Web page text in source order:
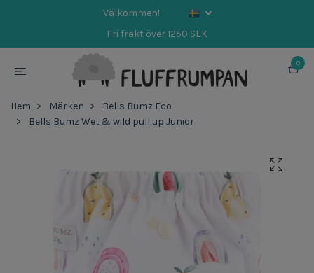
Välkommen!
Fri frakt över 1250 SEK
0
Hem Märken
Bells Bumz Eco
Bells Bumz Wet & wild pull up Junior